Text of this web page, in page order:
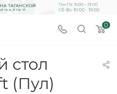
0
стол
(Пул)